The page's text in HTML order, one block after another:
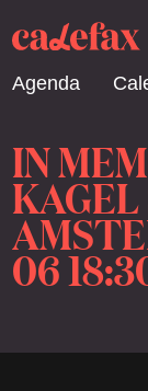
Agenda
IN
06